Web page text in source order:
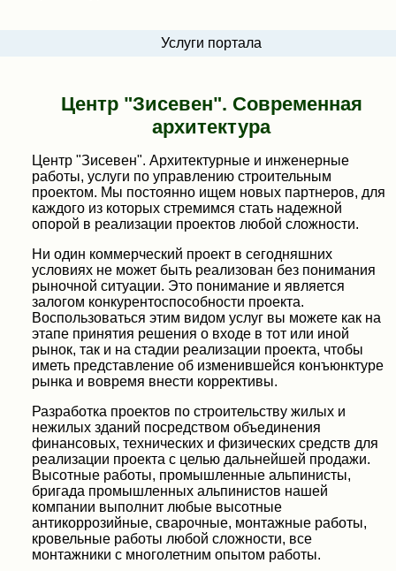
Услуги портала
Центр "Зисевен". Современная
архитектура
Центр "Зисевен". Архитектурные и инженерные
работы, услуги по управлению строительным
проектом. Мы постоянно ищем новых партнеров, для
каждого из которых стремимся стать надежной
опорой в реализации проектов любой сложности.
Ни один коммерческий проект в сегодняшних
условиях не может быть реализован без понимания
рыночной ситуации. Это понимание и является
залогом конкурентоспособности проекта.
Воспользоваться этим видом услуг вы можете как на
этапе принятия решения о входе в тот или иной
рынок, так и на стадии реализации проекта, чтобы
иметь представление об изменившейся конъюнктуре
рынка и вовремя внести коррективы.
Разработка проектов по строительству жилых и
нежилых зданий посредством объединения
финансовых, технических и физических средств для
реализации проекта с целью дальнейшей продажи.
Высотные работы, промышленные альпинисты,
бригада промышленных альпинистов нашей
компании выполнит любые высотные
антикоррозийные, сварочные, монтажные работы,
кровельные работы любой сложности, все
монтажники с многолетним опытом работы.